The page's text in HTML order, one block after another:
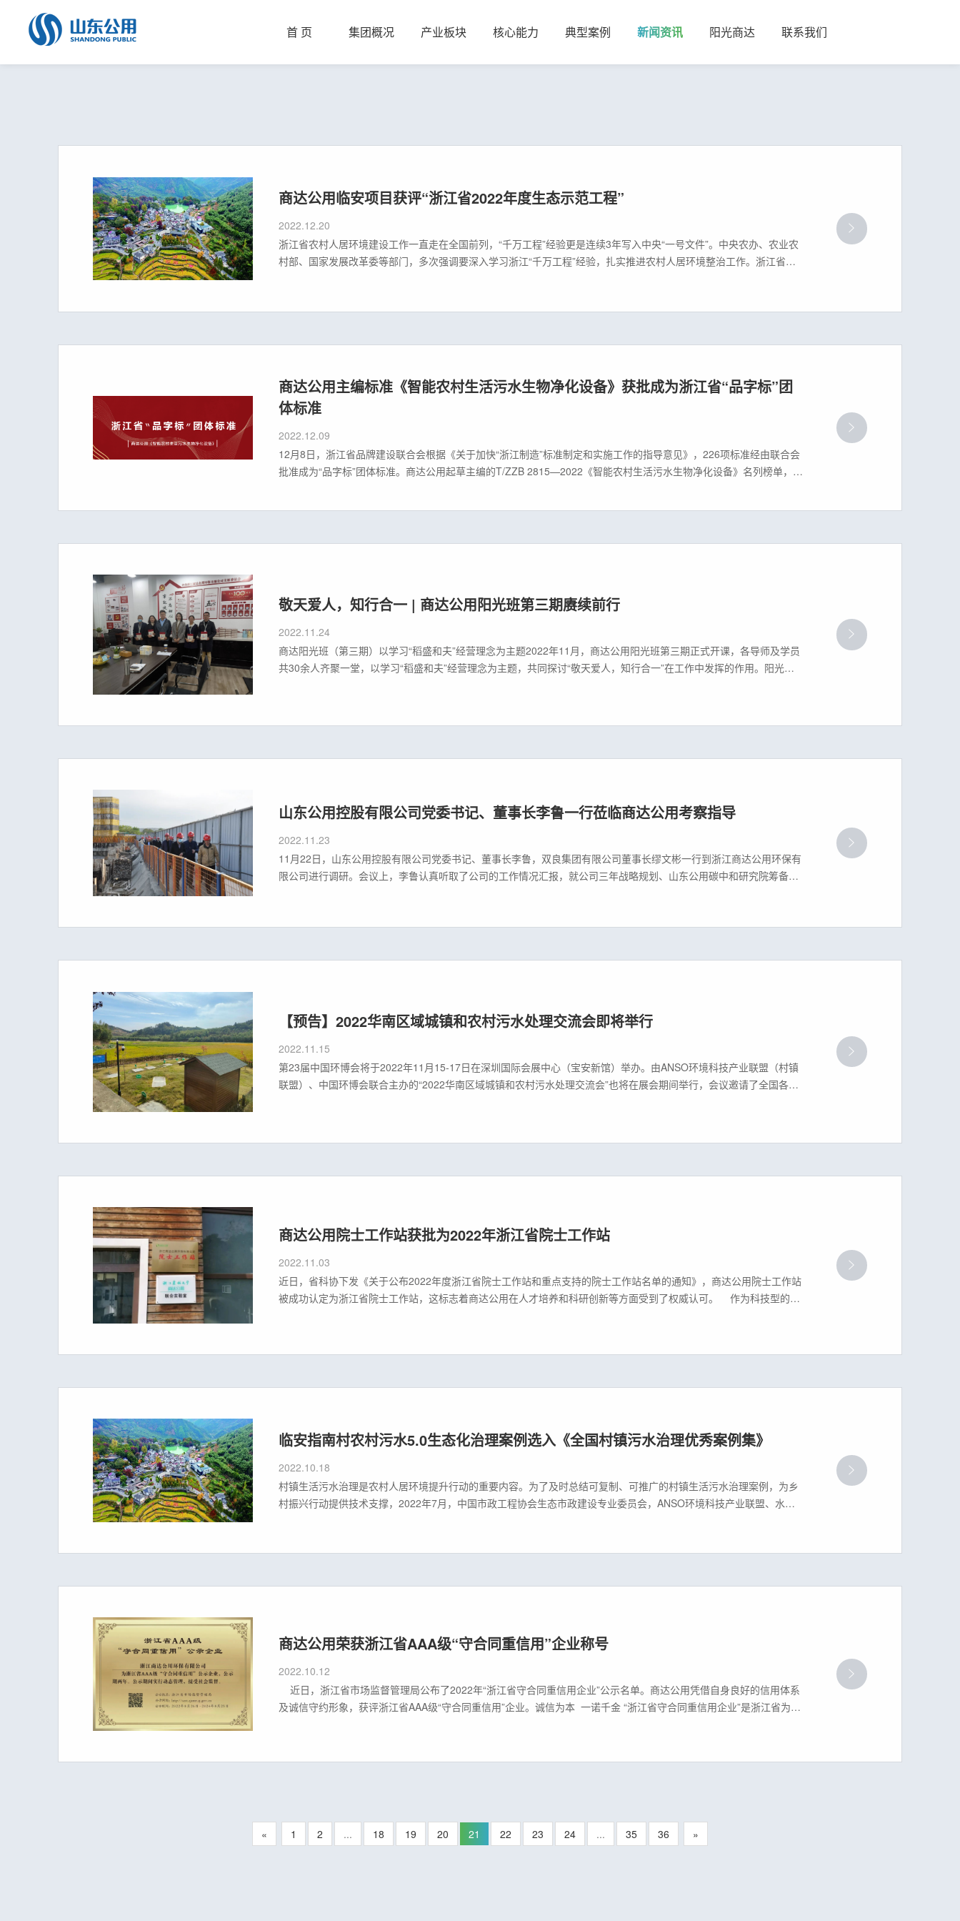
首 页 集团概况 产业板块 核心能力 典型案例 新闻资讯 阳光商达 联系我们
商达公用临安项目获评“浙江省2022年度生态示范工程”
2022.12.20
浙江省农村人居环境建设工作一直走在全国前列，“千万工程”经验更是连续3年写入中央“一号文件”。中央农办、农业农
村部、国家发展改革委等部门，多次强调要深入学习浙江“千万工程”经验，扎实推进农村人居环境整治工作。浙江省成
商达公用主编标准《智能农村生活污水生物净化设备》获批成为浙江省“品字标”团
体标准
2022.12.09
12月8日，浙江省品牌建设联合会根据《关于加快“浙江制造”标准制定和实施工作的指导意见》，226项标准经由联合会
批准成为“品字标”团体标准。商达公用起草主编的T/ZZB 2815—2022《智能农村生活污水生物净化设备》名列榜单，自
敬天爱人，知行合一 | 商达公用阳光班第三期赓续前行
2022.11.24
商达阳光班（第三期）以学习“稻盛和夫”经营理念为主题2022年11月，商达公用阳光班第三期正式开课，各导师及学员
共30余人齐聚一堂，以学习“稻盛和夫”经营理念为主题，共同探讨“敬天爱人，知行合一”在工作中发挥的作用。阳光班
山东公用控股有限公司党委书记、董事长李鲁一行莅临商达公用考察指导
2022.11.23
11月22日，山东公用控股有限公司党委书记、董事长李鲁，双良集团有限公司董事长缪文彬一行到浙江商达公用环保有
限公司进行调研。会议上，李鲁认真听取了公司的工作情况汇报，就公司三年战略规划、山东公用碳中和研究院筹备等
【预告】2022华南区域城镇和农村污水处理交流会即将举行
2022.11.15
第23届中国环博会将于2022年11月15-17日在深圳国际会展中心（宝安新馆）举办。由ANSO环境科技产业联盟（村镇
联盟）、中国环博会联合主办的“2022华南区域城镇和农村污水处理交流会”也将在展会期间举行，会议邀请了全国各主
商达公用院士工作站获批为2022年浙江省院士工作站
2022.11.03
近日，省科协下发《关于公布2022年度浙江省院士工作站和重点支持的院士工作站名单的通知》，商达公用院士工作站
被成功认定为浙江省院士工作站，这标志着商达公用在人才培养和科研创新等方面受到了权威认可。 作为科技型的企
临安指南村农村污水5.0生态化治理案例选入《全国村镇污水治理优秀案例集》
2022.10.18
村镇生活污水治理是农村人居环境提升行动的重要内容。为了及时总结可复制、可推广的村镇生活污水治理案例，为乡
村振兴行动提供技术支撑，2022年7月，中国市政工程协会生态市政建设专业委员会，ANSO环境科技产业联盟、水工
商达公用荣获浙江省AAA级“守合同重信用”企业称号
2022.10.12
近日，浙江省市场监督管理局公布了2022年“浙江省守合同重信用企业”公示名单。商达公用凭借自身良好的信用体系
及诚信守约形象，获评浙江省AAA级“守合同重信用”企业。诚信为本 一诺千金 “浙江省守合同重信用企业”是浙江省为推
« 1 2 ... 18 19 20 21 22 23 24 ... 35 36 »